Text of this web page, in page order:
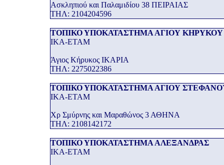
Ασκληπιού και Παλαμιδίου 38 ΠΕΙΡΑΙΑΣ
THΛ: 2104204596
ΤΟΠΙΚΟ ΥΠΟΚΑΤΑΣΤΗΜΑ ΑΓΙΟΥ ΚΗΡΥΚΟΥ
ΙΚΑ-ΕΤΑΜ
Άγιος Κήρυκος ΙΚΑΡΙΑ
THΛ: 2275022386
ΤΟΠΙΚΟ ΥΠΟΚΑΤΑΣΤΗΜΑ ΑΓΙΟΥ
ΙΚΑ-ΕΤΑΜ
Χρ Σμύρνης και Μαραθώνος 3 ΑΘΗΝΑ
THΛ: 2108142172
ΤΟΠΙΚΟ ΥΠΟΚΑΤΑΣΤΗΜΑ ΑΛΕΞΑΝΔΡΑΣ
ΙΚΑ-ΕΤΑΜ